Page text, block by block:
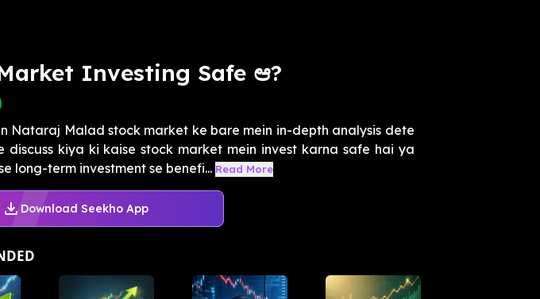
Investing Safe ಆ?
Nataraj Malad stock market ke bare mein in-depth analysis dete
discuss kiya ki kaise stock market mein invest karna safe hai ya
long-term investment se benefi... Read More
Download Seekho App